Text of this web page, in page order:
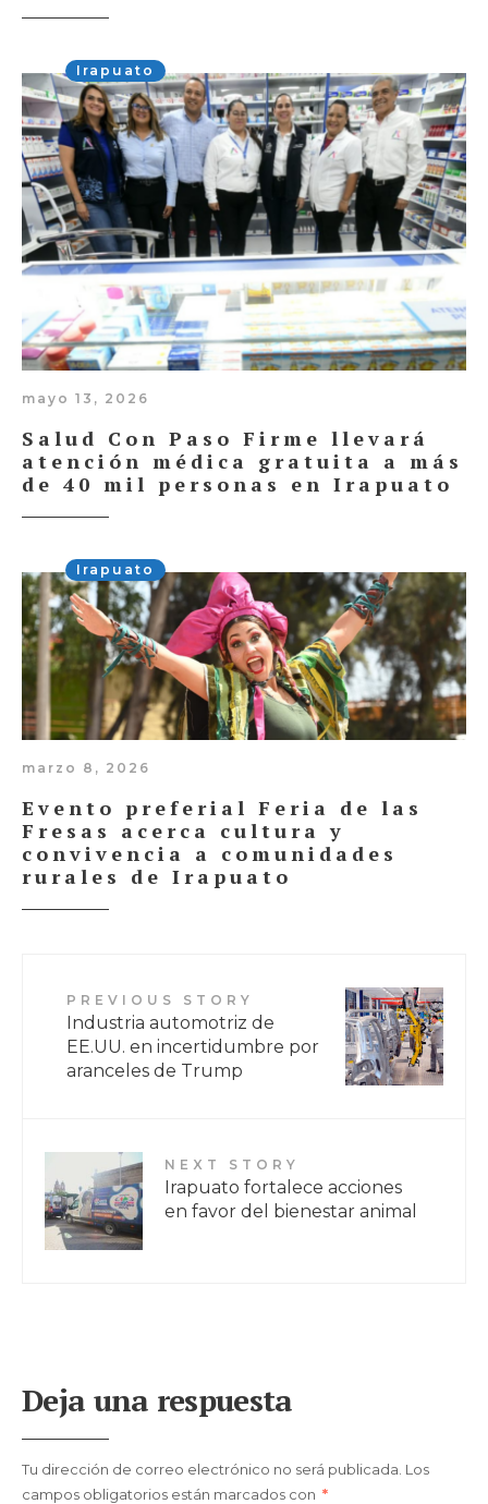
Irapuato
mayo 13, 2026
Salud Con Paso Firme llevará
atención médica gratuita a más
de 40 mil personas en Irapuato
Irapuato
marzo 8, 2026
Evento preferial Feria de las
Fresas acerca cultura y
convivencia a comunidades
rurales de Irapuato
PREVIOUS STORY
Industria automotriz de
EE.UU. en incertidumbre por
aranceles de Trump
NEXT STORY
Irapuato fortalece acciones
en favor del bienestar animal
Deja una respuesta
Tu dirección de correo electrónico no será publicada. Los
campos obligatorios están marcados con *